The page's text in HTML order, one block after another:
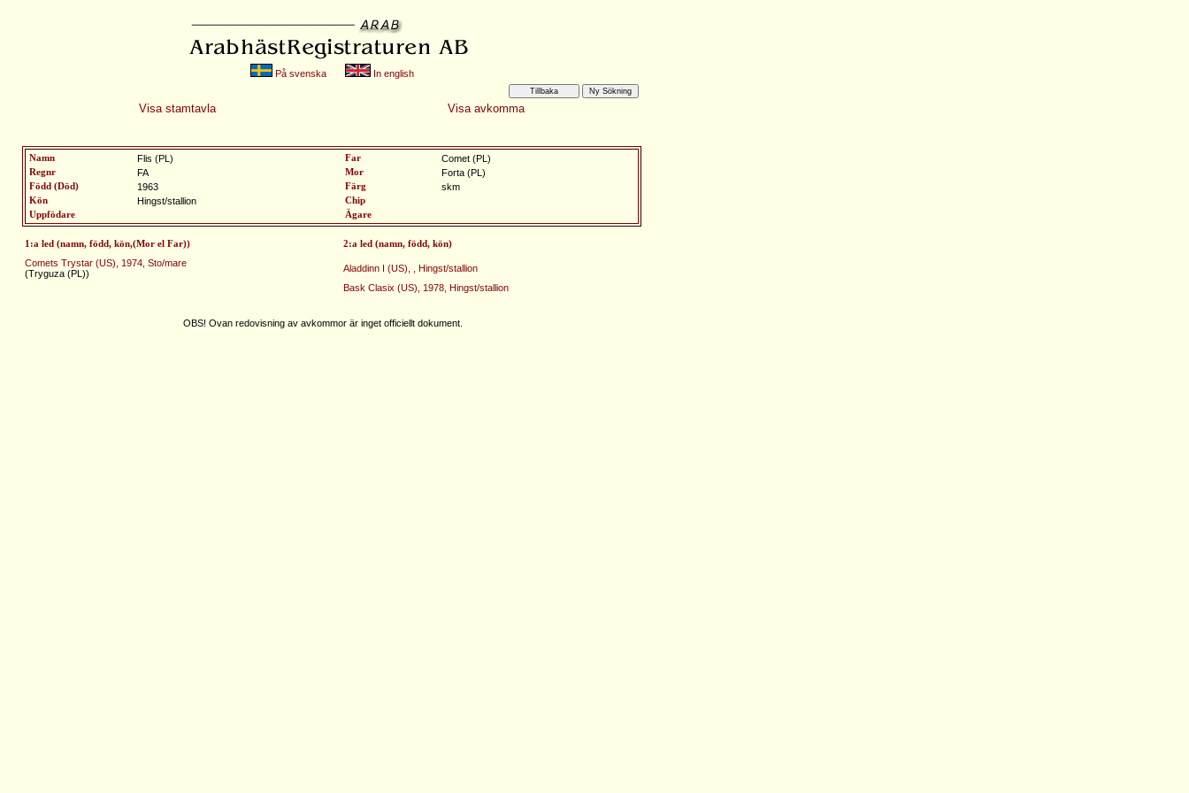
På svenska In english
Visa stamtavla Visa avkomma
Namn Flis (PL) Far Comet (PL)
Regnr FA Mor Forta (PL)
Född (Död) 1963 Färg skm
Kön Hingst/stallion
Chip
Uppfödare
Ägare
1:a led (namn, född, kön,(Mor el Far)) 2:a led (namn, född, kön)
Comets Trystar (US), 1974, Sto/mare
(Tryguza (PL))
Aladdinn I (US), , Hingst/stallion
Bask Clasix (US), 1978, Hingst/stallion
OBS! Ovan redovisning av avkommor är inget officiellt dokument.